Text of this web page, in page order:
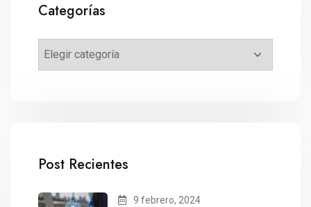
Categorías
Post Recientes
9 febrero, 2024